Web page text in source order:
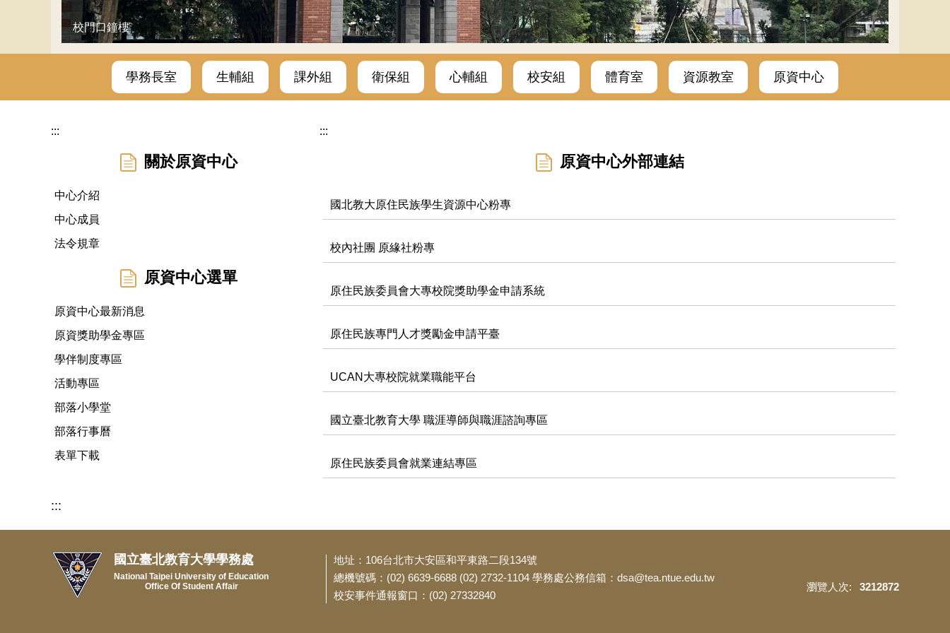
校門口鐘樓
學務長室 生輔組 課外組 衛保組 心輔組 校安組 體育室 資源教室 原資中心
:::
關於原資中心
中心介紹
中心成員
法令規章
原資中心選單
原資中心最新消息
原資獎助學金專區
學伴制度專區
活動專區
部落小學堂
部落行事曆
表單下載
:::
原資中心外部連結
國北教大原住民族學生資源中心粉專
校內社團 原緣社粉專
原住民族委員會大專校院獎助學金申請系統
原住民族專門人才獎勵金申請平臺
UCAN大專校院就業職能平台
國立臺北教育大學 職涯導師與職涯諮詢專區
原住民族委員會就業連結專區
:::
國立臺北教育大學學務處
National Taipei University of Education
Office Of Student Affair
地址：106台北市大安區和平東路二段134號
總機號碼：(02) 6639-6688 (02) 2732-1104 學務處公務信箱：dsa@tea.ntue.edu.tw
校安事件通報窗口：(02) 27332840
3212872